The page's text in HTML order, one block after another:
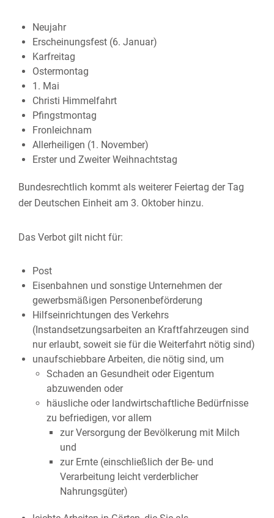
Neujahr
Erscheinungsfest (6. Januar)
Karfreitag
Ostermontag
1. Mai
Christi Himmelfahrt
Pfingstmontag
Fronleichnam
Allerheiligen (1. November)
Erster und Zweiter Weihnachtstag
Bundesrechtlich kommt als weiterer Feiertag der Tag
der Deutschen Einheit am 3. Oktober hinzu.
Das Verbot gilt nicht für:
Post
Eisenbahnen und sonstige Unternehmen der
gewerbsmäßigen Personenbeförderung
Hilfseinrichtungen des Verkehrs
(Instandsetzungsarbeiten an Kraftfahrzeugen sind
nur erlaubt, soweit sie für die Weiterfahrt nötig sind)
unaufschiebbare Arbeiten, die nötig sind, um
Schaden an Gesundheit oder Eigentum
abzuwenden oder
häusliche oder landwirtschaftliche Bedürfnisse
zu befriedigen, vor allem
zur Versorgung der Bevölkerung mit Milch
und
zur Ernte (einschließlich der Be- und
Verarbeitung leicht verderblicher
Nahrungsgüter)